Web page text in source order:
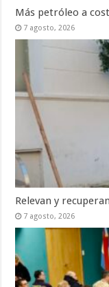
Más petróleo a
7 agosto, 2026
Relevan y
7 agosto, 2026